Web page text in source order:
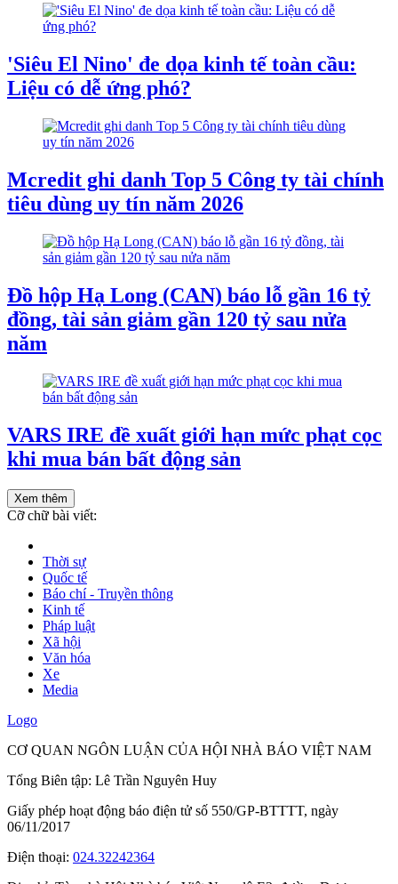
'Siêu El Nino' đe dọa kinh tế toàn cầu:
Liệu có dễ ứng phó?
Mcredit ghi danh Top 5 Công ty tài chính
tiêu dùng uy tín năm 2026
Đồ hộp Hạ Long (CAN) báo lỗ gần 16 tỷ
đồng, tài sản giảm gần 120 tỷ sau nửa
năm
VARS IRE đề xuất giới hạn mức phạt cọc
khi mua bán bất động sản
Xem thêm
Cỡ chữ bài viết:
Thời sự
Quốc tế
Báo chí - Truyền thông
Kinh tế
Pháp luật
Xã hội
Văn hóa
Xe
Media
Logo
CƠ QUAN NGÔN LUẬN CỦA HỘI NHÀ BÁO VIỆT NAM
Tổng Biên tập: Lê Trần Nguyên Huy
Giấy phép hoạt động báo điện tử số 550/GP-BTTTT, ngày
06/11/2017
Điện thoại: 024.32242364